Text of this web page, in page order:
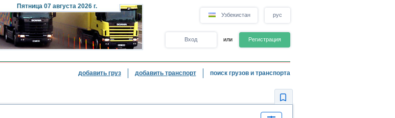
Пятница07 августа 2026 г.
Узбекистан рус
Вход или Регистрация
добавить груз добавить транспорт поиск грузов и транспорта